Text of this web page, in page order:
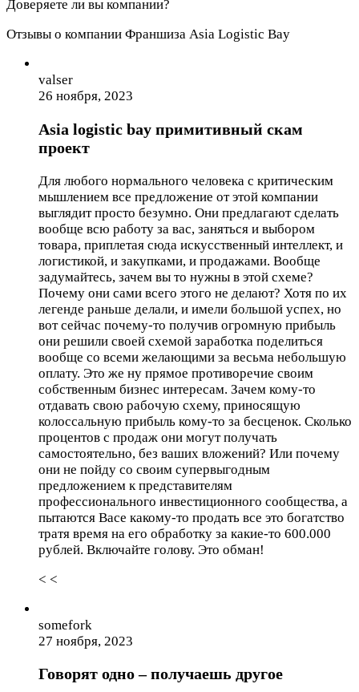
Доверяете ли вы компании?
Отзывы о компании Франшиза Asia Logistic Bay
valser
26 ноября, 2023
Asia logistic bay примитивный скам
проект
Для любого нормального человека с критическим
мышлением все предложение от этой компании
выглядит просто безумно. Они предлагают сделать
вообще всю работу за вас, заняться и выбором
товара, приплетая сюда искусственный интеллект, и
логистикой, и закупками, и продажами. Вообще
задумайтесь, зачем вы то нужны в этой схеме?
Почему они сами всего этого не делают? Хотя по их
легенде раньше делали, и имели большой успех, но
вот сейчас почему-то получив огромную прибыль
они решили своей схемой заработка поделиться
вообще со всеми желающими за весьма небольшую
оплату. Это же ну прямое противоречие своим
собственным бизнес интересам. Зачем кому-то
отдавать свою рабочую схему, приносящую
колоссальную прибыль кому-то за бесценок. Сколько
процентов с продаж они могут получать
самостоятельно, без ваших вложений? Или почему
они не пойду со своим супервыгодным
предложением к представителям
профессионального инвестиционного сообщества, а
пытаются Васе какому-то продать все это богатство
тратя время на его обработку за какие-то 600.000
рублей. Включайте голову. Это обман!
< <
somefork
27 ноября, 2023
Говорят одно – получаешь другое